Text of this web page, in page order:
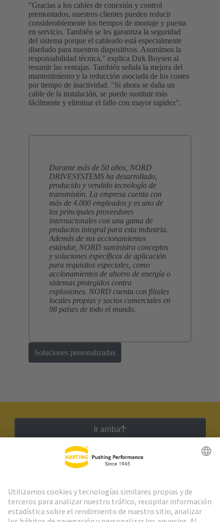
"Gracias a los cables de conexión y control
premontados, nuestros clientes pueden reducir
considerablemente los tiempos de montaje y puesta
en servicio. También se les garantiza la seguridad
del sistema porque el cableado está especialmente
diseñado para nuestros dispositivos. Asumimos la
responsabilidad técnica," explica Dirk Boysen al
resumir las ventajas. También señala la mejora del
mantenimiento y la reducción asociada de los costes
por tiempo de inactividad. "Si ahora se daña un
cable de la instalación, se puede sustituir más
fácilmente y eliminar el fallo con mayor rapidez".
Durante más de 50 años, NORD
DRIVESYSTEMS ha desarrollado,
producido y vendido tecnología de
transmisión. La empresa cuenta con
más de 4.000 empleados y es uno de
los principales proveedores
internacionales con una gama de
productos integral para esta industria.
Además de sus accionamientos
estándar, NORD suministra conceptos
y soluciones específicos de aplicación
para requisitos especiales, como
accionamientos de ahorro de energía o
sistemas protegidos contra
explosiones. NORD cuenta con filiales
locales propias y socios comerciales en
98 países de todo el mundo.
Soluciones personalizadas
Ir arriba